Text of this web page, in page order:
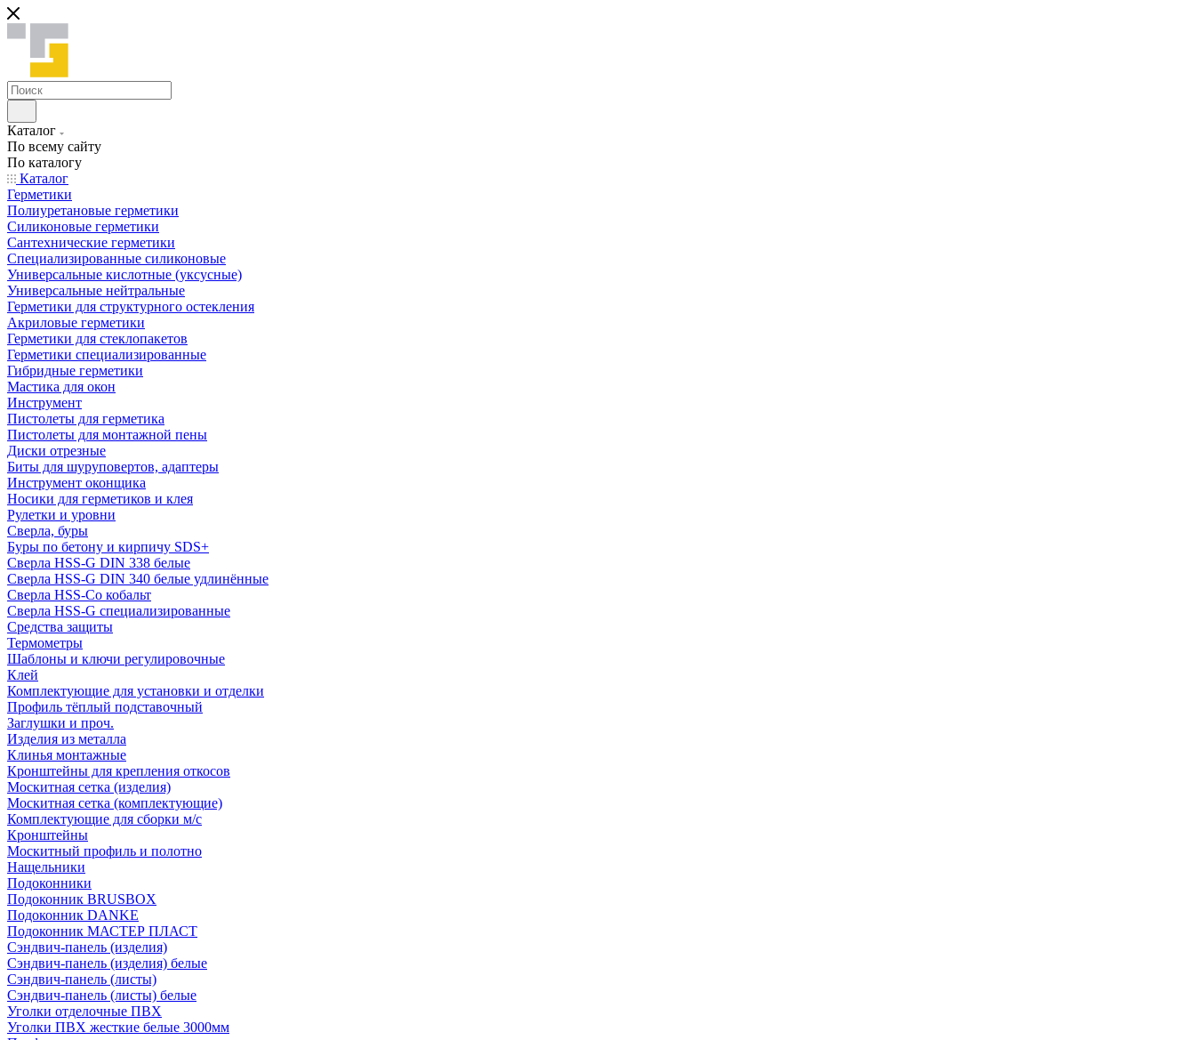
Каталог
По всему сайту
По каталогу
Каталог
Герметики
Полиуретановые герметики
Силиконовые герметики
Сантехнические герметики
Специализированные силиконовые
Универсальные кислотные (уксусные)
Универсальные нейтральные
Герметики для структурного остекления
Акриловые герметики
Герметики для стеклопакетов
Герметики специализированные
Гибридные герметики
Мастика для окон
Инструмент
Пистолеты для герметика
Пистолеты для монтажной пены
Диски отрезные
Биты для шуруповертов, адаптеры
Инструмент оконщика
Носики для герметиков и клея
Рулетки и уровни
Сверла, буры
Буры по бетону и кирпичу SDS+
Сверла HSS-G DIN 338 белые
Сверла HSS-G DIN 340 белые удлинённые
Сверла HSS-Co кобальт
Сверла HSS-G специализированные
Средства защиты
Термометры
Шаблоны и ключи регулировочные
Клей
Комплектующие для установки и отделки
Профиль тёплый подставочный
Заглушки и проч.
Изделия из металла
Клинья монтажные
Кронштейны для крепления откосов
Москитная сетка (изделия)
Москитная сетка (комплектующие)
Комплектующие для сборки м/с
Кронштейны
Москитный профиль и полотно
Нащельники
Подоконники
Подоконник BRUSBOX
Подоконник DANKE
Подоконник МАСТЕР ПЛАСТ
Сэндвич-панель (изделия)
Сэндвич-панель (изделия) белые
Сэндвич-панель (листы)
Сэндвич-панель (листы) белые
Уголки отделочные ПВХ
Уголки ПВХ жесткие белые 3000мм